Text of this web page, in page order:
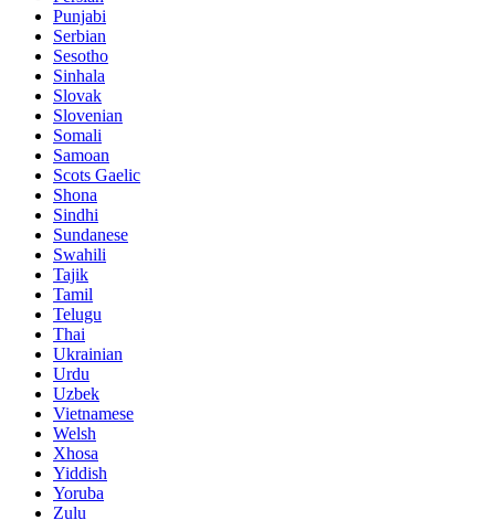
Punjabi
Serbian
Sesotho
Sinhala
Slovak
Slovenian
Somali
Samoan
Scots Gaelic
Shona
Sindhi
Sundanese
Swahili
Tajik
Tamil
Telugu
Thai
Ukrainian
Urdu
Uzbek
Vietnamese
Welsh
Xhosa
Yiddish
Yoruba
Zulu